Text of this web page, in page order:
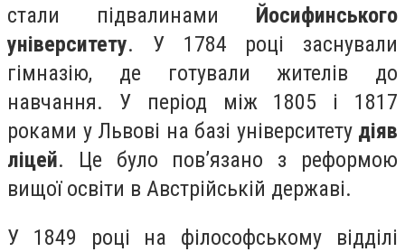
стали підвалинами Йосифинського
університету. У 1784 році заснували
гімназію, де готували жителів до
навчання. У період між 1805 і 1817
роками у Львові на базі університету діяв
ліцей. Це було пов’язано з реформою
вищої освіти в Австрійській державі.
У 1849 році на філософському відділі